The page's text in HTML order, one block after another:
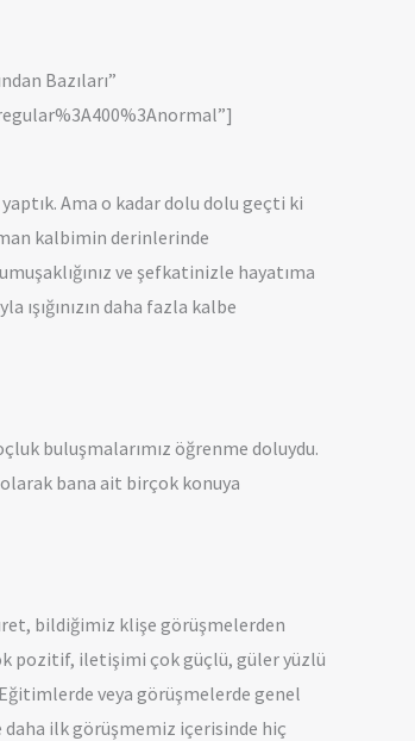
Bazıları”
Ama o kadar dolu dolu geçti ki
kalbimin derinlerinde
ve şefkatinizle hayatıma
daha fazla kalbe
buluşmalarımız öğrenme doluydu.
bana ait birçok konuya
bildiğimiz klişe görüşmelerden
pozitif, iletişimi çok güçlü, güler yüzlü
veya görüşmelerde genel
daha ilk görüşmemiz içerisinde hiç